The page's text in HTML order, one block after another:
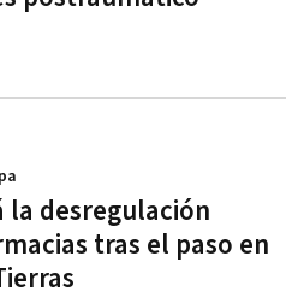
la desregulación
tras el paso en